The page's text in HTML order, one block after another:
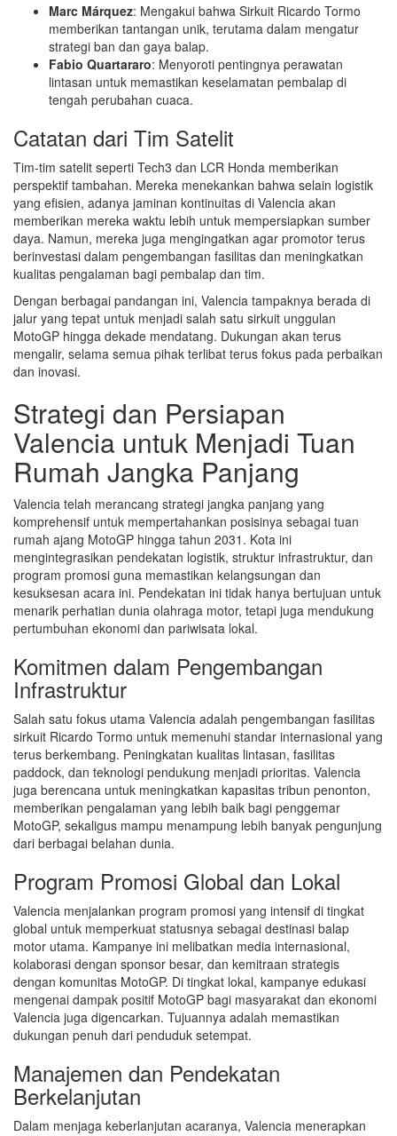
Marc Márquez: Mengakui bahwa Sirkuit Ricardo Tormo
memberikan tantangan unik, terutama dalam mengatur
strategi ban dan gaya balap.
Fabio Quartararo: Menyoroti pentingnya perawatan
lintasan untuk memastikan keselamatan pembalap di
tengah perubahan cuaca.
Catatan dari Tim Satelit
Tim-tim satelit seperti Tech3 dan LCR Honda memberikan
perspektif tambahan. Mereka menekankan bahwa selain logistik
yang efisien, adanya jaminan kontinuitas di Valencia akan
memberikan mereka waktu lebih untuk mempersiapkan sumber
daya. Namun, mereka juga mengingatkan agar promotor terus
berinvestasi dalam pengembangan fasilitas dan meningkatkan
kualitas pengalaman bagi pembalap dan tim.
Dengan berbagai pandangan ini, Valencia tampaknya berada di
jalur yang tepat untuk menjadi salah satu sirkuit unggulan
MotoGP hingga dekade mendatang. Dukungan akan terus
mengalir, selama semua pihak terlibat terus fokus pada perbaikan
dan inovasi.
Strategi dan Persiapan
Valencia untuk Menjadi Tuan
Rumah Jangka Panjang
Valencia telah merancang strategi jangka panjang yang
komprehensif untuk mempertahankan posisinya sebagai tuan
rumah ajang MotoGP hingga tahun 2031. Kota ini
mengintegrasikan pendekatan logistik, struktur infrastruktur, dan
program promosi guna memastikan kelangsungan dan
kesuksesan acara ini. Pendekatan ini tidak hanya bertujuan untuk
menarik perhatian dunia olahraga motor, tetapi juga mendukung
pertumbuhan ekonomi dan pariwisata lokal.
Komitmen dalam Pengembangan
Infrastruktur
Salah satu fokus utama Valencia adalah pengembangan fasilitas
sirkuit Ricardo Tormo untuk memenuhi standar internasional yang
terus berkembang. Peningkatan kualitas lintasan, fasilitas
paddock, dan teknologi pendukung menjadi prioritas. Valencia
juga berencana untuk meningkatkan kapasitas tribun penonton,
memberikan pengalaman yang lebih baik bagi penggemar
MotoGP, sekaligus mampu menampung lebih banyak pengunjung
dari berbagai belahan dunia.
Program Promosi Global dan Lokal
Valencia menjalankan program promosi yang intensif di tingkat
global untuk memperkuat statusnya sebagai destinasi balap
motor utama. Kampanye ini melibatkan media internasional,
kolaborasi dengan sponsor besar, dan kemitraan strategis
dengan komunitas MotoGP. Di tingkat lokal, kampanye edukasi
mengenai dampak positif MotoGP bagi masyarakat dan ekonomi
Valencia juga digencarkan. Tujuannya adalah memastikan
dukungan penuh dari penduduk setempat.
Manajemen dan Pendekatan
Berkelanjutan
Dalam menjaga keberlanjutan acaranya, Valencia menerapkan